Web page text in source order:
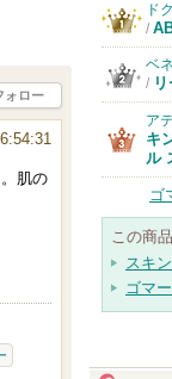
ォロー
肌の
ド
/
ベ
/
ア
キ
ル
ゴ
この商
スキ
ゴマ